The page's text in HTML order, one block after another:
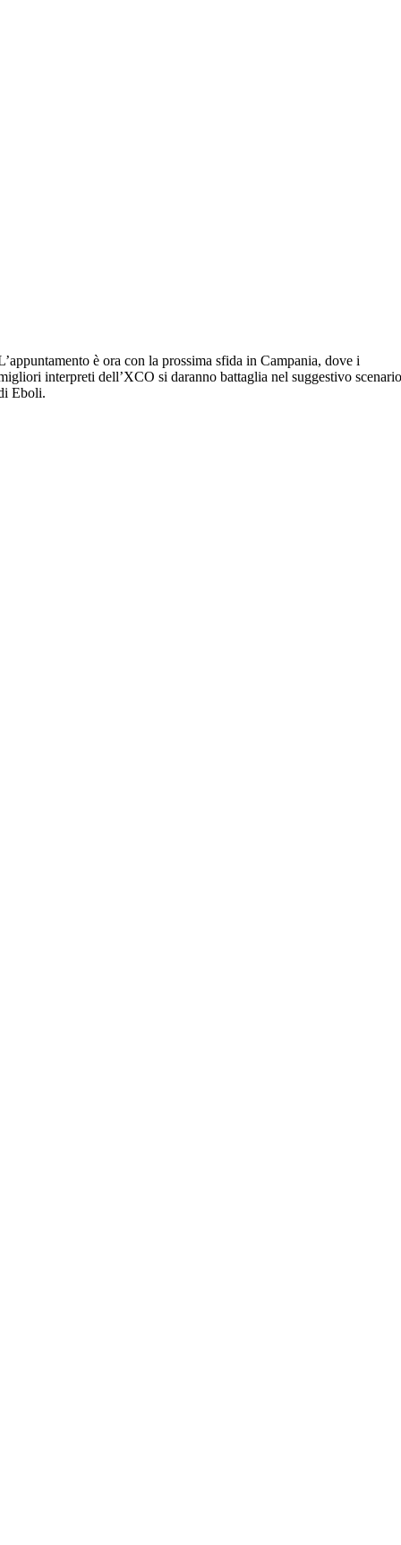
è ora con la prossima sfida inCampania, dove i
interpreti dell’XCO si daranno battaglia nel suggestivo
Eboli.